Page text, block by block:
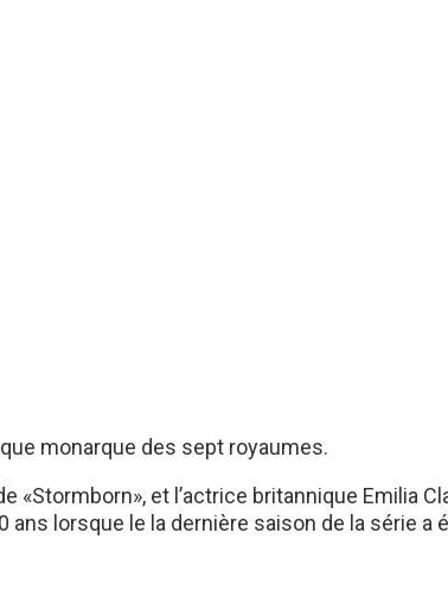
monarque des sept royaumes.
et l’actrice britannique Emilia
ans lorsque le la dernière saison de la série a